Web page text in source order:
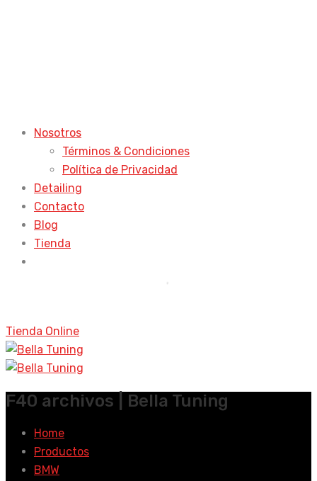
Nosotros
Términos & Condiciones
Política de Privacidad
Detailing
Contacto
Blog
Tienda
Tienda Online
F40 archivos | Bella Tuning
Home
Productos
BMW